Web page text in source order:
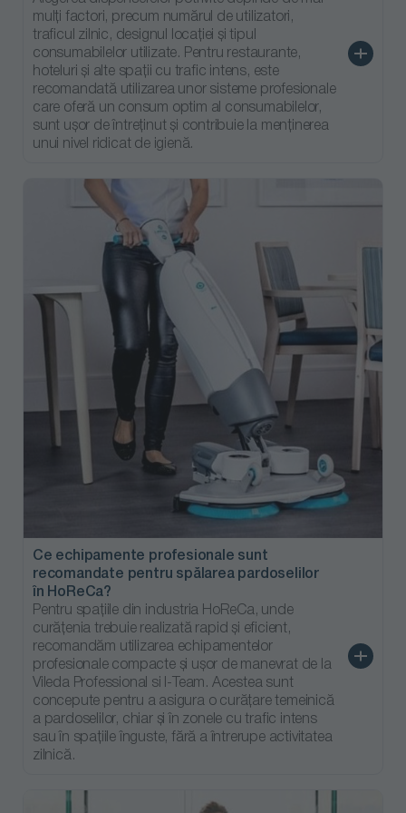
mulți factori, precum numărul de utilizatori,
traficul zilnic, designul locației și tipul
consumabilelor utilizate. Pentru restaurante,
hoteluri și alte spații cu trafic intens, este
recomandată utilizarea unor sisteme profesionale
care oferă un consum optim al consumabilelor,
sunt ușor de întreținut și contribuie la menținerea
unui nivel ridicat de igienă.
Dispenser sapun
lichid/spuma,
Dispenser sapun
spuma /
dezinfectant
AutoFoam cu
senzor, 500 ml,
Rubbermaid
2162587
64.12 EUR
Dispenser hartie
igienica 2 role
Coreless, sistem
T7, Tork
558041
Pret la cerere
Ce echipamente profesionale sunt
recomandate pentru spălarea pardoselilor
în HoReCa?
Pentru spațiile din industria HoReCa, unde
curățenia trebuie realizată rapid și eficient,
recomandăm utilizarea echipamentelor
profesionale compacte și ușor de manevrat de la
Vileda Professional si I-Team. Acestea sunt
concepute pentru a asigura o curățare temeinică
a pardoselilor, chiar și în zonele cu trafic intens
sau în spațiile înguste, fără a întrerupe activitatea
zilnică.